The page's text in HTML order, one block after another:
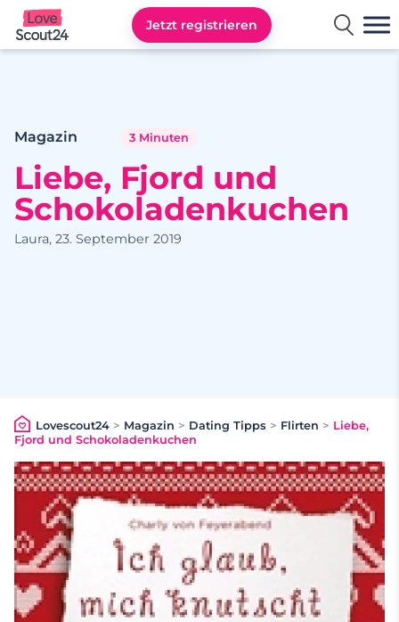
Lovescout24
Jetzt registrieren
Magazin 3 Minuten
Liebe, Fjord und
Schokoladenkuchen
Laura, 23. September 2019
Lovescout24> Magazin > Dating Tipps > Flirten > Liebe,
Fjord und Schokoladenkuchen